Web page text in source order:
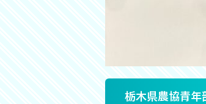
栃木県農協青年